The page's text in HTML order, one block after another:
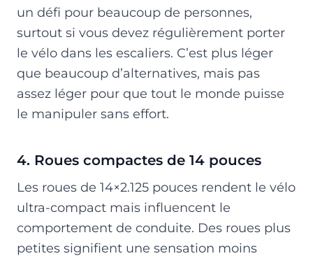
un défi pour beaucoup de personnes,
surtout si vous devez régulièrement porter
le vélo dans les escaliers. C’est plus léger
que beaucoup d’alternatives, mais pas
assez léger pour que tout le monde puisse
le manipuler sans effort.
4. Roues compactes de 14 pouces
Les roues de 14×2.125 pouces rendent le vélo
ultra-compact mais influencent le
comportement de conduite. Des roues plus
petites signifient une sensation moins